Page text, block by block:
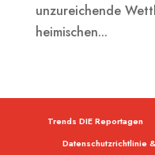
unzureichende
heimischen...
Trends DIE Reportagen
Datenschutzrichtlinie